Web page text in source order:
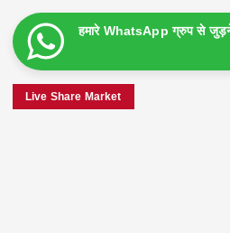
हमारे WhatsApp ग्रुप से
Live Share Market